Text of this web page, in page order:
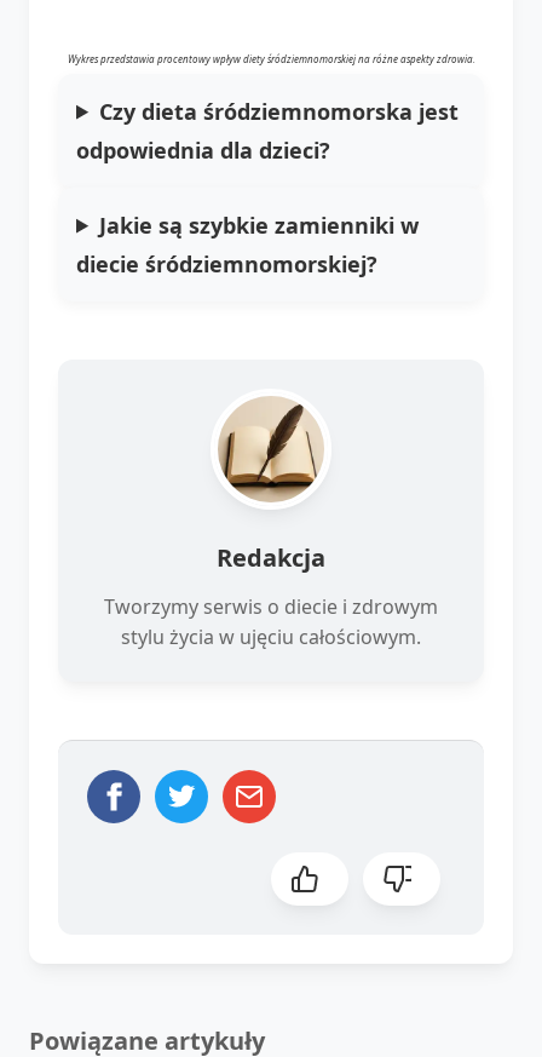
Wykres przedstawia procentowy wpływ diety śródziemnomorskiej na różne aspekty zdrowia.
Czy dieta śródziemnomorska jest
odpowiednia dla dzieci?
Jakie są szybkie zamienniki w
diecie śródziemnomorskiej?
Redakcja
Tworzymy serwis o diecie i zdrowym
stylu życia w ujęciu całościowym.
Powiązane artykuły